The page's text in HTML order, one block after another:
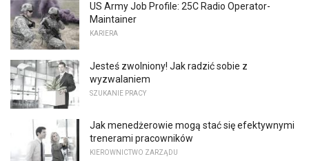
US Army Job Profile: 25C Radio Operator-
Maintainer
KARIERA
Jesteś zwolniony! Jak radzić sobie z
wyzwalaniem
SZUKANIE PRACY
Jak menedżerowie mogą stać się efektywnymi
trenerami pracowników
KIEROWNICTWO ZARZĄDU